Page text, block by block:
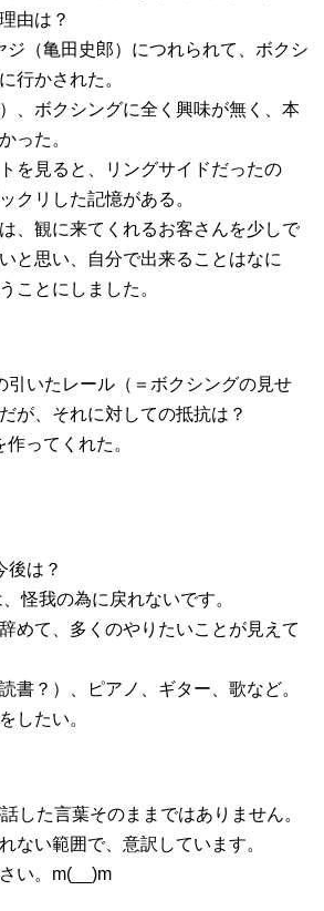
由は？
ジ（亀田史郎）につれられて、ボクシ
行かされた。
、ボクシングに全く興味が無く、本
った。
を見ると、リングサイドだったの
クリした記憶がある。
、観に来てくれるお客さんを少しで
と思い、自分で出来ることはなに
ことにしました。
引いたレール（＝ボクシングの見せ
が、それに対しての抵抗は？
ってくれた。
後は？
怪我の為に戻れないです。
めて、多くのやりたいことが見えて
書？）、ピアノ、ギター、歌など。
したい。
した言葉そのままではありません。
ない範囲で、意訳しています。
い。m(__)m